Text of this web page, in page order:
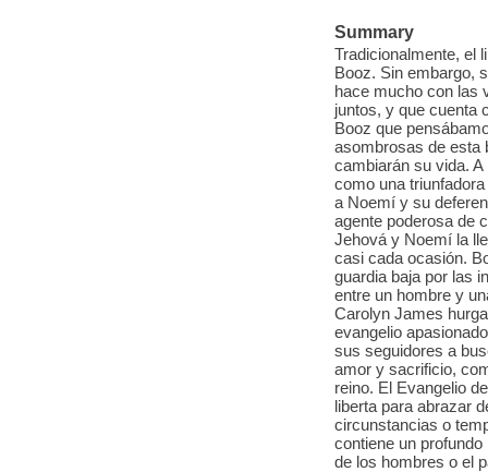
Summary
Tradicionalmente, el
Booz. Sin embargo,
hace mucho con las
juntos, y que cuenta
Booz que
asombrosas de esta
cambiarán su vida.
como una
a Noemí y su
agente poderosa de
Jehová y Noemí la
casi cada ocasión.
guardia baja por las
entre un hombre y
Carolyn James
evangelio
sus seguidores a
amor y sacrificio,
reino. El Evangelio
liberta para abrazar
circunstancias o
contiene un
de los hombres o el